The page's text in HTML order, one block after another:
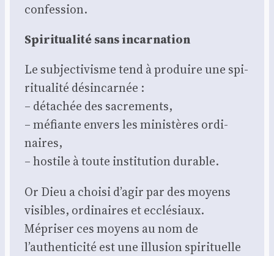
confes­sion.
Spi­ri­tua­li­té sans incar­na­tion
Le sub­jec­ti­visme tend à pro­duire une spi­
ri­tua­li­té dés­in­car­née :
– déta­chée des sacre­ments,
– méfiante envers les minis­tères ordi­
naires,
– hos­tile à toute ins­ti­tu­tion durable.
Or Dieu a choi­si d’agir par des moyens
visibles, ordi­naires et ecclé­siaux.
Mépri­ser ces moyens au nom de
l’authenticité est une illu­sion spi­ri­tuelle